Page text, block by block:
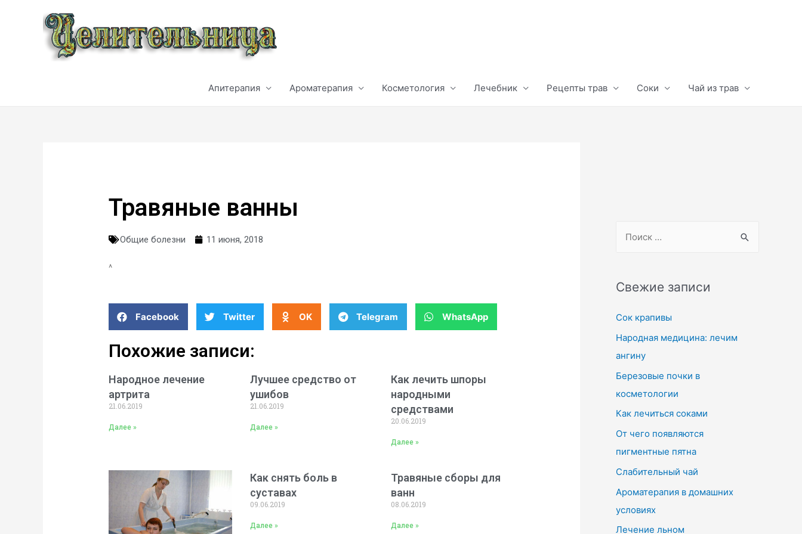
Апитерапия Ароматерапия Косметология Лечебник Рецепты трав Соки Чай из трав
Травяные ванны
Общие болезни 11 июня, 2018
^
Facebook Twitter OK Telegram WhatsApp
Похожие записи:
Народное лечение
артрита
21.06.2019
Далее »
Лучшее средство от
ушибов
21.06.2019
Далее »
Как лечить шпоры
народными
средствами
20.06.2019
Далее »
Как снять боль в
суставах
09.06.2019
Далее »
Травяные сборы для
ванн
08.06.2019
Далее »
Свежие записи
Сок крапивы
Народная медицина: лечим
ангину
Березовые почки в
косметологии
Как лечиться соками
От чего появляются
пигментные пятна
Слабительный чай
Ароматерапия в домашних
условиях
Лечение льном